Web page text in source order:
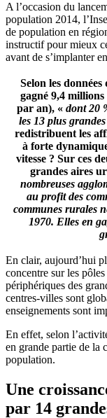
A l’occasion du
population 2014,
de population en
instructif pour mieux
avant de s’implanter
Selon les
gagné 9,4
par an), « dont 20
les 13 plus
redistribuent les
à forte
vitesse ? Sur ces
grandes aires
nombreuses
au profit des
communes rurales
1970. Elles en
En clair, aujourd’hui
concentre sur les
périphériques des
centres-villes sont
enseignements sont
En effet, selon
en grande partie de la
population.
Une
par 14